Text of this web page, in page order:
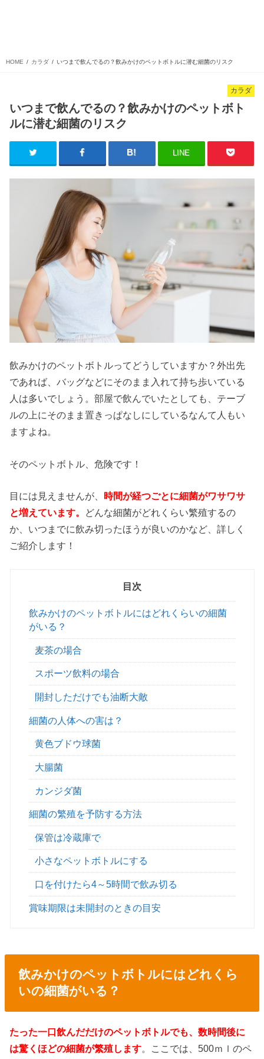
HOME カラダ いつまで飲んでるの？飲みかけのペットボトルに潜む細菌のリスク
カラダ
いつまで飲んでるの？飲みかけのペットボト
ルに潜む細菌のリスク
LINE
飲みかけのペットボトルってどうしていますか？外出先
であれば、バッグなどにそのまま入れて持ち歩いている
人は多いでしょう。部屋で飲んでいたとしても、テーブ
ルの上にそのまま置きっぱなしにしているなんて人もい
ますよね。
そのペットボトル、危険です！
目には見えませんが、 時間が経つごとに細菌がワサワサ
と増えています。 どんな細菌がどれくらい繁殖するの
か、いつまでに飲み切ったほうが良いのかなど、詳しく
ご紹介します！
目次
飲みかけのペットボトルにはどれくらいの細菌
がいる？
麦茶の場合
スポーツ飲料の場合
開封しただけでも油断大敵
細菌の人体への害は？
黄色ブドウ球菌
大腸菌
カンジダ菌
細菌の繁殖を予防する方法
保管は冷蔵庫で
小さなペットボトルにする
口を付けたら4～5時間で飲み切る
賞味期限は未開封のときの目安
飲みかけのペットボトルにはどれくら
いの細菌がいる？
たった一口飲んだだけのペットボトルでも、数時間後に
は驚くほどの細菌が繁殖します。ここでは、500ｍｌのペ